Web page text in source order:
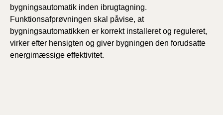
bygningsautomatik inden ibrugtagning.
Funktionsafprøvningen skal påvise, at
bygningsautomatikken er korrekt installeret og reguleret,
virker efter hensigten og giver bygningen den forudsatte
energimæssige effektivitet.